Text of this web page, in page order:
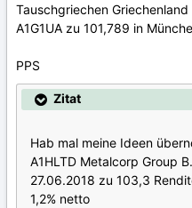
Tauschgriechen
A1G1UA zu 101,789 in
PPS
Zitat
Hab mal meine Ideen
A1HLTD Metalcorp Group
27.06.2018 zu 103,3
1,2% netto